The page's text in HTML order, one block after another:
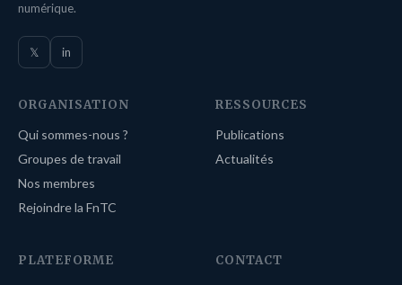
numérique.
𝕏 in
ORGANISATION
Qui sommes-nous ?
Groupes de travail
Nos membres
Rejoindre la FnTC
RESSOURCES
Publications
Actualités
PLATEFORME
CONTACT